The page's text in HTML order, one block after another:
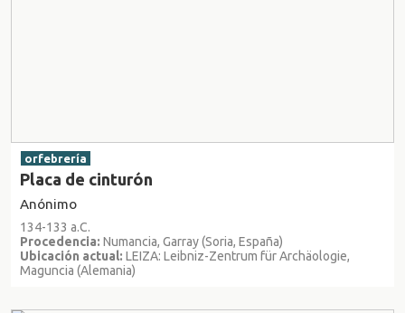
orfebrería
Placa de cinturón
Anónimo
134-133 a.C.
Procedencia: Numancia, Garray (Soria, España)
Ubicación actual: LEIZA: Leibniz-Zentrum für Archäologie,
Maguncia (Alemania)